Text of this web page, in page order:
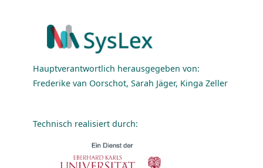
Hauptverantwortlich herausgegeben von:
Frederike van Oorschot, Sarah Jäger, Kinga Zeller
Technisch realisiert durch: